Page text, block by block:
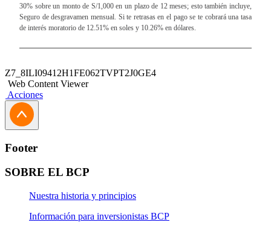
30% sobre un monto de S/1,000 en un plazo de 12 meses; esto también incluye,
Seguro de desgravamen mensual. Si te retrasas en el pago se te cobrará una tasa
de interés moratorio de 12.51% en soles y 10.26% en dólares.
Z7_8ILI09412H1FE062TVPT2J0GE4
Web Content Viewer
Acciones
Footer
SOBRE EL BCP
Nuestra historia y principios
Información para inversionistas BCP